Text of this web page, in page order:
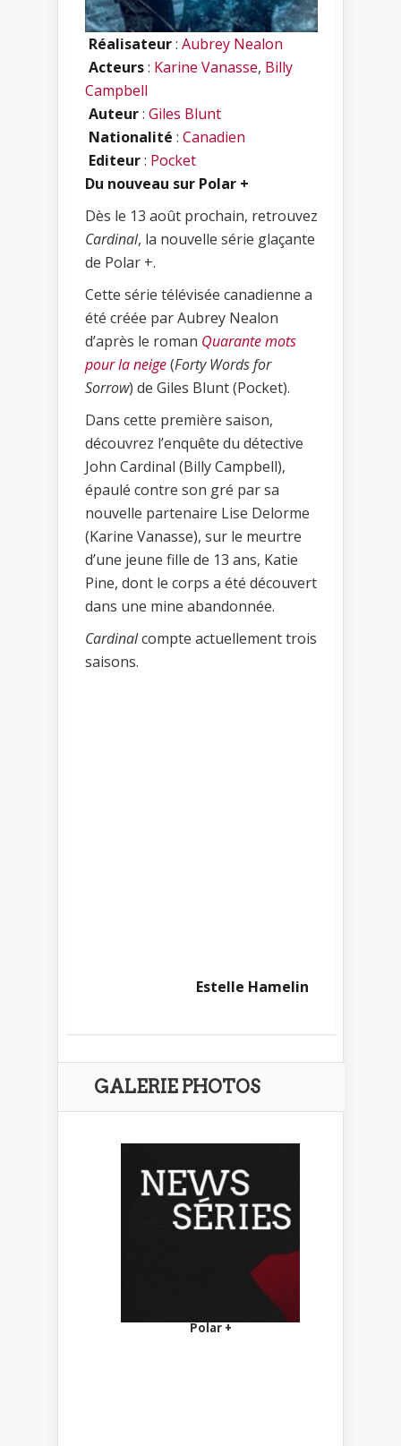
Réalisateur: Aubrey Nealon
Acteurs: Karine Vanasse, Billy
Campbell
Auteur: Giles Blunt
Nationalité : Canadien
Editeur: Pocket
Du nouveau sur Polar +
Dès le 13 août prochain, retrouvez
Cardinal, la nouvelle série glaçante
de Polar +.
Cette série télévisée canadienne a
été créée par Aubrey Nealon
d’après le roman Quarante mots
pour la neige(Forty Words for
Sorrow) de Giles Blunt (Pocket).
Dans cette première saison,
découvrez l’enquête du détective
John Cardinal (Billy Campbell),
épaulé contre son gré par sa
nouvelle partenaire Lise Delorme
(Karine Vanasse), sur le meurtre
d’une jeune fille de 13 ans, Katie
Pine, dont le corps a été découvert
dans une mine abandonnée.
Cardinalcompte actuellement trois
saisons.
Estelle Hamelin
GALERIE PHOTOS
Polar +